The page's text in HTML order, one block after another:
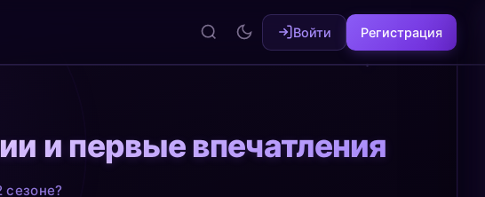
Войти Регистрация
и первые впечатления
сезоне?